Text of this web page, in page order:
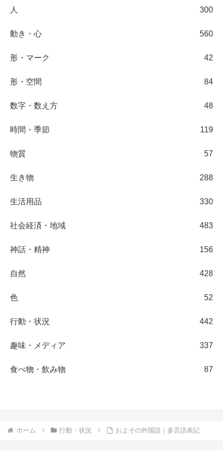
人 300
動き・心 560
形・マーク 42
形・空間 84
数字・数え方 48
時間・季節 119
物質 57
生き物 288
生活用品 330
社会経済・地域 483
神話・精神 156
自然 428
色 52
行動・状況 442
趣味・メディア 337
食べ物・飲み物 87
ホーム 行動・状況 およその外国語｜多言語表記